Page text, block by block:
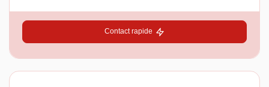
Contact rapide